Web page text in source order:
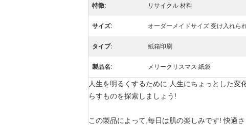
特徴: リサイクル 材料
サイズ: オーダーメイドサイズ 受け入れら
タイプ: 紙箱印刷
製品名: メリークリスマス 紙袋
人生を明るくするために 人生にちょっとした
らすものを探索しましょう!
この製品によって,毎日は肌の楽しみです! 快適